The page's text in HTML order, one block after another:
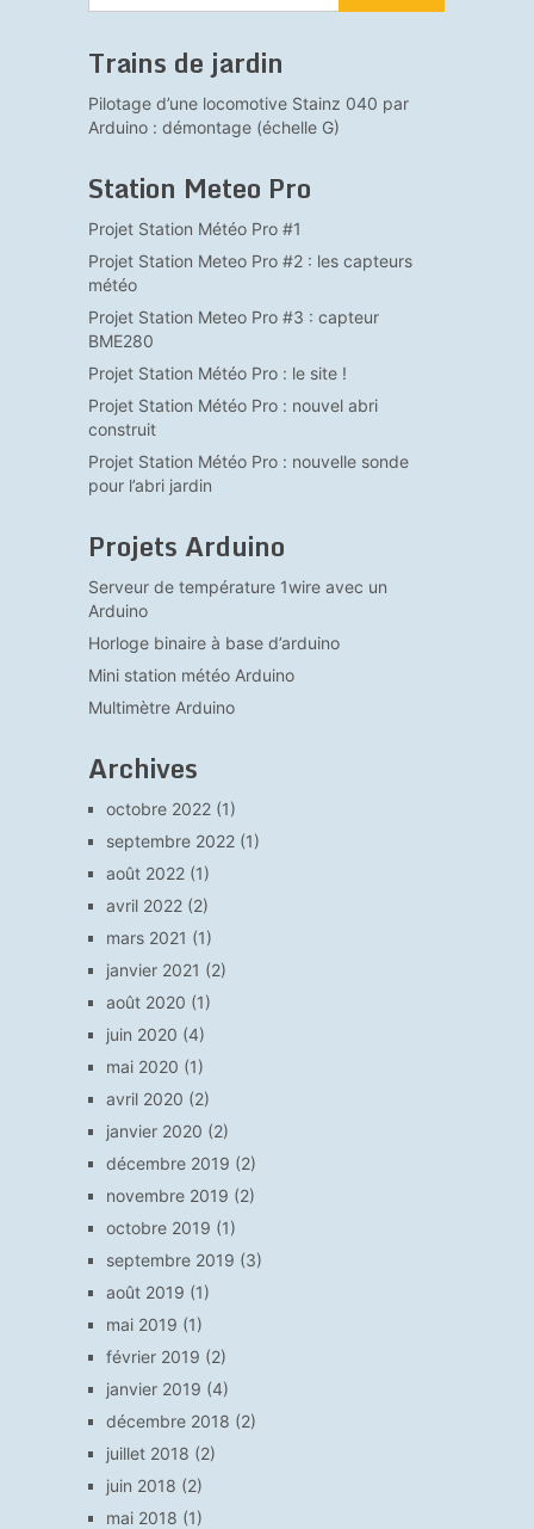
Trains de jardin
Pilotage d’une locomotive Stainz 040 par
Arduino : démontage (échelle G)
Station Meteo Pro
Projet Station Météo Pro #1
Projet Station Meteo Pro #2 : les capteurs
météo
Projet Station Meteo Pro #3 : capteur
BME280
Projet Station Météo Pro : le site !
Projet Station Météo Pro : nouvel abri
construit
Projet Station Météo Pro : nouvelle sonde
pour l’abri jardin
Projets Arduino
Serveur de température 1wire avec un
Arduino
Horloge binaire à base d’arduino
Mini station météo Arduino
Multimètre Arduino
Archives
octobre 2022(1)
septembre 2022(1)
août 2022(1)
avril 2022(2)
mars 2021 (1)
janvier 2021 (2)
août 2020 (1)
juin 2020 (4)
mai 2020 (1)
avril 2020 (2)
janvier 2020 (2)
décembre 2019 (2)
novembre 2019 (2)
octobre 2019 (1)
septembre 2019 (3)
août 2019 (1)
mai 2019 (1)
février 2019 (2)
janvier 2019 (4)
décembre 2018 (2)
juillet 2018 (2)
juin 2018 (2)
mai 2018 (1)